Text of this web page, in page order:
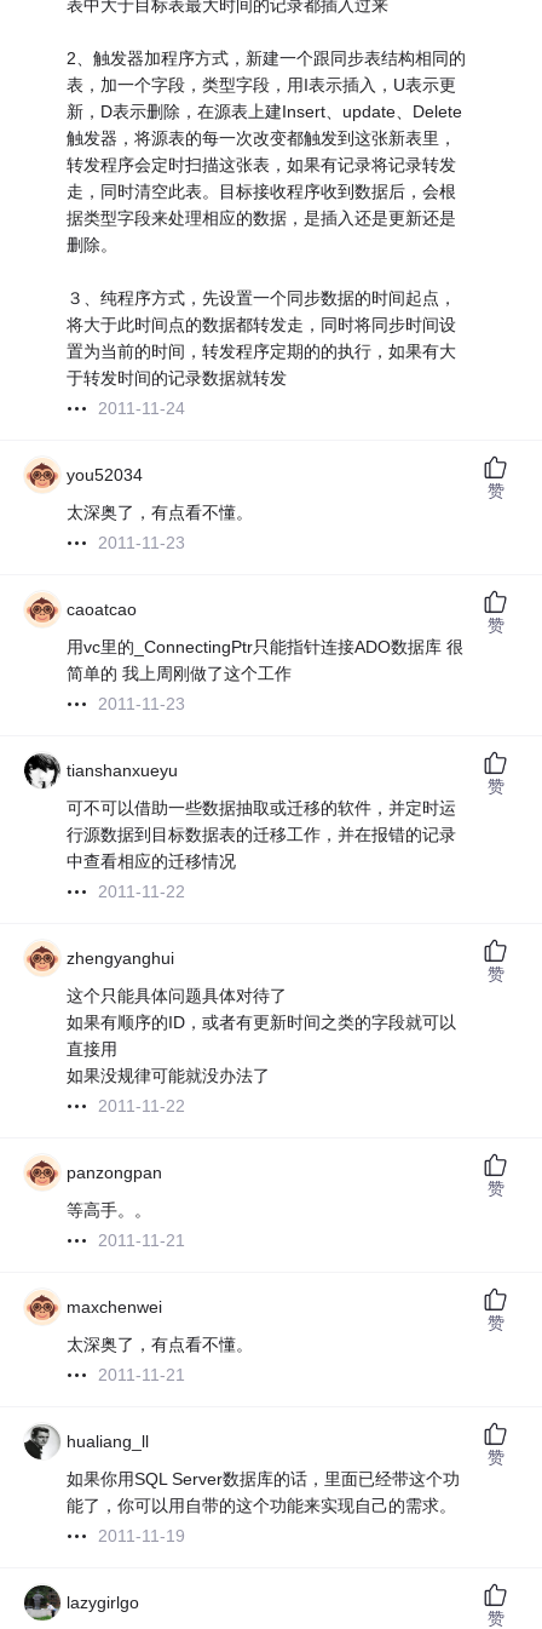
表中大于目标表最大时间的记录都插入过来
2、触发器加程序方式，新建一个跟同步表结构相同的
表，加一个字段，类型字段，用I表示插入，U表示更
新，D表示删除，在源表上建Insert、update、Delete
触发器，将源表的每一次改变都触发到这张新表里，
转发程序会定时扫描这张表，如果有记录将记录转发
走，同时清空此表。目标接收程序收到数据后，会根
据类型字段来处理相应的数据，是插入还是更新还是
删除。
３、纯程序方式，先设置一个同步数据的时间起点，
将大于此时间点的数据都转发走，同时将同步时间设
置为当前的时间，转发程序定期的的执行，如果有大
于转发时间的记录数据就转发
2011-11-24
you52034
太深奥了，有点看不懂。
2011-11-23
赞
caoatcao
用vc里的_ConnectingPtr只能指针连接ADO数据库 很
简单的 我上周刚做了这个工作
2011-11-23
赞
tianshanxueyu
可不可以借助一些数据抽取或迁移的软件，并定时运
行源数据到目标数据表的迁移工作，并在报错的记录
中查看相应的迁移情况
2011-11-22
赞
zhengyanghui
这个只能具体问题具体对待了
如果有顺序的ID，或者有更新时间之类的字段就可以
直接用
如果没规律可能就没办法了
2011-11-22
赞
panzongpan
等高手。。
2011-11-21
赞
maxchenwei
太深奥了，有点看不懂。
2011-11-21
赞
hualiang_ll
如果你用SQL Server数据库的话，里面已经带这个功
能了，你可以用自带的这个功能来实现自己的需求。
2011-11-19
赞
lazygirlgo
赞